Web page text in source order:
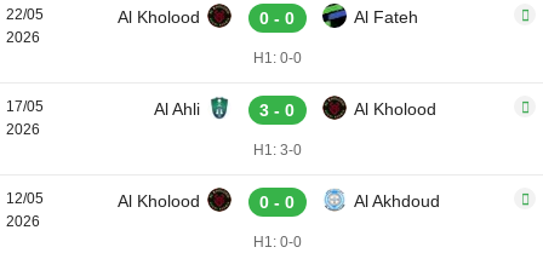
22/05
2026
Al Kholood 0 - 0 Al Fateh
H1: 0-0
17/05
2026
Al Ahli 3 - 0 Al Kholood
H1: 3-0
12/05
2026
Al Kholood 0 - 0 Al Akhdoud
H1: 0-0